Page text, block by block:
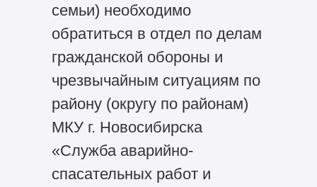
семьи) необходимо
обратиться в отдел по делам
гражданской обороны и
чрезвычайным ситуациям по
району (округу по районам)
МКУ г. Новосибирска
«Служба аварийно-
спасательных работ и